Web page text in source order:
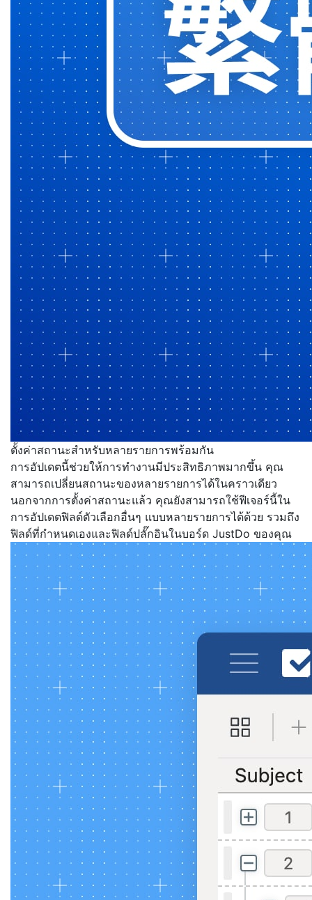
ตั้งค่าสถานะสำหรับหลายรายการพร้อมกัน
การอัปเดตนี้ช่วยให้การทำงานมีประสิทธิภาพมากขึ้น คุณ
สามารถเปลี่ยนสถานะของหลายรายการได้ในคราวเดียว
นอกจากการตั้งค่าสถานะแล้ว คุณยังสามารถใช้ฟีเจอร์นี้ใน
การอัปเดตฟิลด์ตัวเลือกอื่นๆ แบบหลายรายการได้ด้วย รวมถึง
ฟิลด์ที่กำหนดเองและฟิลด์ปลั๊กอินในบอร์ด JustDo ของคุณ